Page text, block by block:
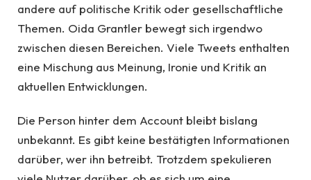
andere auf politische Kritik oder gesellschaftliche
Themen. Oida Grantler bewegt sich irgendwo
zwischen diesen Bereichen. Viele Tweets enthalten
eine Mischung aus Meinung, Ironie und Kritik an
aktuellen Entwicklungen.
Die Person hinter dem Account bleibt bislang
unbekannt. Es gibt keine bestätigten Informationen
darüber, wer ihn betreibt. Trotzdem spekulieren